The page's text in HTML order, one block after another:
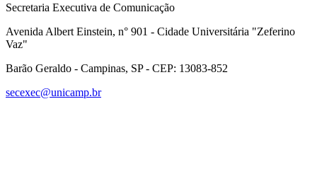
Secretaria Executiva de Comunicação
Avenida Albert Einstein, n° 901 - Cidade Universitária "Zeferino
Vaz"
Barão Geraldo - Campinas, SP - CEP: 13083-852
secexec@unicamp.br